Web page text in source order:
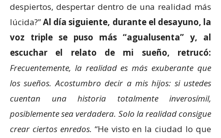
despiertos, despertar dentro de una realidad más
lúcida?”Al día siguiente, durante el desayuno, la
voz triple se puso más “agualusenta” y, al
escuchar el relato de mi sueño, retrucó:
Frecuentemente, la realidad es más exuberante que
los sueños. Acostumbro decir a mis hijos: si ustedes
cuentan una historia totalmente inverosímil,
posiblemente sea verdadera. Solo la realidad consigue
crear ciertos enredos. “He visto en la ciudad lo que